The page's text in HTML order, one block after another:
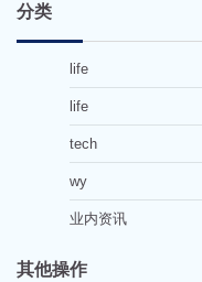
分类
life
life
tech
wy
业内资讯
其他操作